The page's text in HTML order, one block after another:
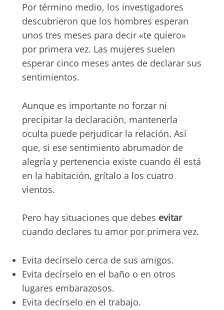
Por término medio, los investigadores
descubrieron que los hombres esperan
unos tres meses para decir «te quiero»
por primera vez. Las mujeres suelen
esperar cinco meses antes de declarar sus
sentimientos.
Aunque es importante no forzar ni
precipitar la declaración, mantenerla
oculta puede perjudicar la relación. Así
que, si ese sentimiento abrumador de
alegría y pertenencia existe cuando él está
en la habitación, grítalo a los cuatro
vientos.
Pero hay situaciones que debes evitar
cuando declares tu amor por primera vez.
Evita decírselo cerca de sus amigos.
Evita decírselo en el baño o en otros
lugares embarazosos.
Evita decírselo en el trabajo.